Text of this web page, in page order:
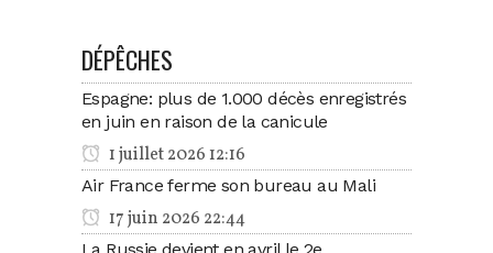
DÉPÊCHES
Espagne: plus de 1.000 décès enregistrés
en juin en raison de la canicule
1 juillet 2026 12:16
Air France ferme son bureau au Mali
17 juin 2026 22:44